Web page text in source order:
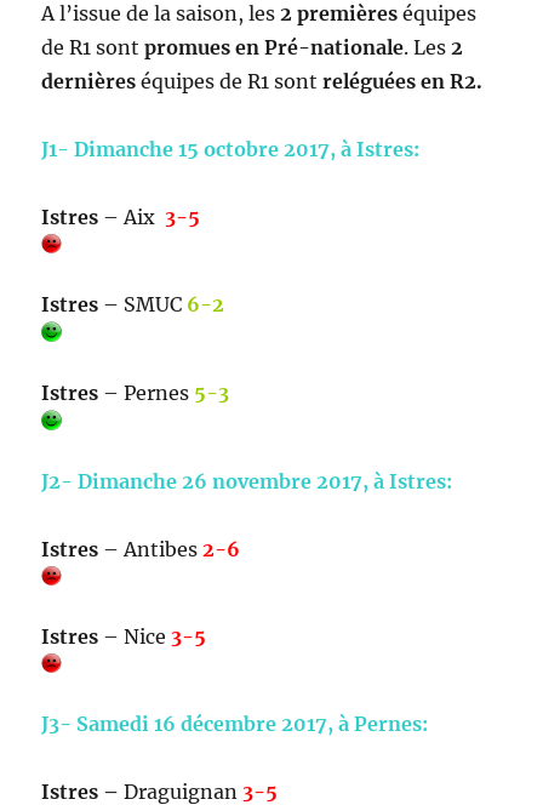
A l’issue de la saison, les2 premières équipes
de R1 sont promues en Pré-nationale. Les2
dernières équipes de R1 sontreléguées en R2.
J1- Dimanche 15 octobre 2017, à Istres:
Istres – Aix 3-5
Istres – SMUC 6-2
Istres – Pernes 5-3
J2- Dimanche 26 novembre 2017, à Istres:
Istres – Antibes2-6
Istres – Nice 3-5
J3- Samedi 16 décembre 2017, à Pernes:
Istres –Draguignan 3-5